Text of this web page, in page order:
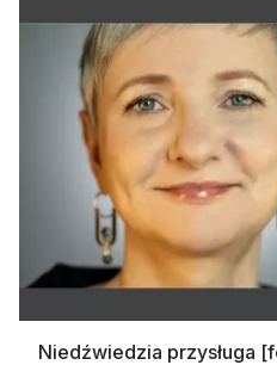
Niedźwiedzia przysługa